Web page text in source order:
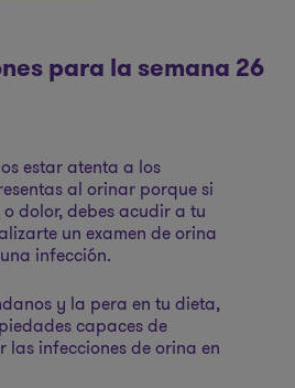
para la semana 26
estar atenta a los
al orinar porque si
dolor, debes acudir a tu
un examen de orina
infección.
y la pera en tu dieta,
capaces de
las infecciones de orina en